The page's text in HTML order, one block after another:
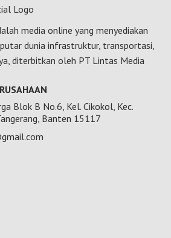
media online yang menyediakan
dunia infrastruktur, transportasi,
diterbitkan oleh PT Lintas Media
Blok B No.6, Kel. Cikokol, Kec.
Banten 15117